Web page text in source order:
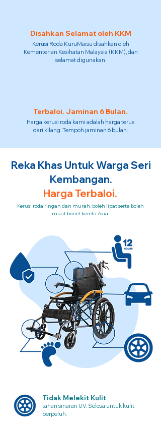
Disahkan Selamat oleh KKM
Kerusi Roda KuruMaisu disahkan oleh
Kementerian Kesihatan Malaysia (KKM), dan
selamat digunakan.
Terbaloi. Jaminan 6 Bulan.
Harga kerusi roda kami adalah harga terus
dari kilang. Tempoh jaminan 6 bulan.
Reka Khas Untuk Warga Seri
Kembangan.
Harga Terbaloi.
Kerusi roda ringan dan murah, boleh lipat serta boleh
muat bonet kereta Axia.
Tidak Melekit Kulit
tahan sinaran UV. Selesa untuk kulit
berpeluh.